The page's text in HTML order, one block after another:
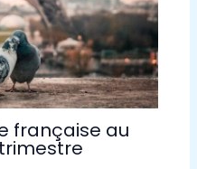
française au